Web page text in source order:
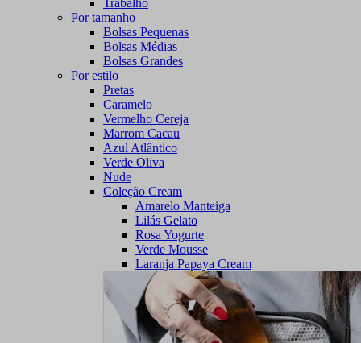
Trabalho
Por tamanho
Bolsas Pequenas
Bolsas Médias
Bolsas Grandes
Por estilo
Pretas
Caramelo
Vermelho Cereja
Marrom Cacau
Azul Atlântico
Verde Oliva
Nude
Coleção Cream
Amarelo Manteiga
Lilás Gelato
Rosa Yogurte
Verde Mousse
Laranja Papaya Cream